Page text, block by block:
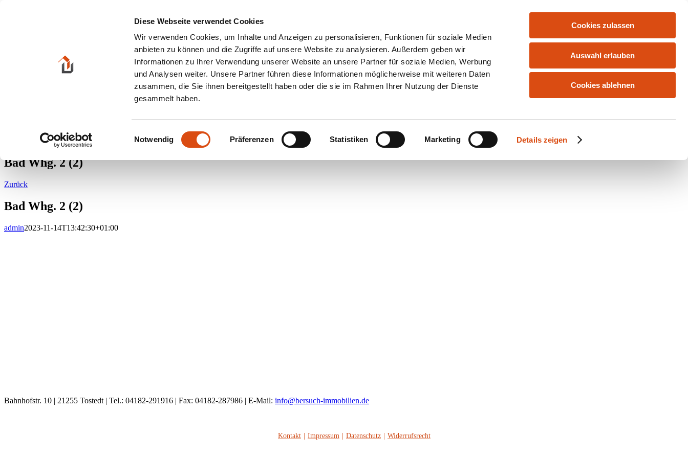
Diese Webseite verwendet Cookies
Wir verwenden Cookies, um Inhalte und Anzeigen zu personalisieren, Funktionen für soziale Medien
anbieten zu können und die Zugriffe auf unsere Website zu analysieren. Außerdem geben wir
Informationen zu Ihrer Verwendung unserer Website an unsere Partner für soziale Medien, Werbung
und Analysen weiter. Unsere Partner führen diese Informationen möglicherweise mit weiteren Daten
zusammen, die Sie ihnen bereitgestellt haben oder die sie im Rahmen Ihrer Nutzung der Dienste
gesammelt haben.
Einwilligungsauswahl
Notwendig Präferenzen Statistiken Marketing Details zeigen
Cookies zulassen
Auswahl erlauben
Cookies ablehnen
Kaufobjekte
Eigentums- wohnungen
Kontakt
Bad Whg. 2 (2)
Zurück
Bad Whg. 2 (2)
admin2023-11-14T13:42:30+01:00
Bahnhofstr. 10 | 21255 Tostedt | Tel.: 04182-291916 | Fax: 04182-287986 | E-Mail: info@bersuch-immobilien.de
Kontakt Impressum Datenschutz Widerrufsrecht